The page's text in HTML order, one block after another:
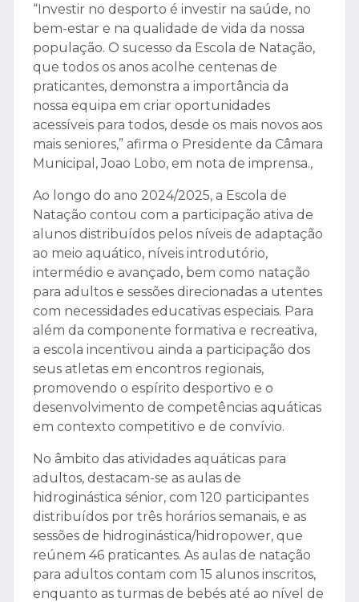
“Investir no desporto é investir na saúde, no
bem-estar e na qualidade de vida da nossa
população. O sucesso da Escola de Natação,
que todos os anos acolhe centenas de
praticantes, demonstra a importância da
nossa equipa em criar oportunidades
acessíveis para todos, desde os mais novos aos
mais seniores,” afirma o Presidente da Câmara
Municipal, Joao Lobo, em nota de imprensa.,
Ao longo do ano 2024/2025, a Escola de
Natação contou com a participação ativa de
alunos distribuídos pelos níveis de adaptação
ao meio aquático, níveis introdutório,
intermédio e avançado, bem como natação
para adultos e sessões direcionadas a utentes
com necessidades educativas especiais. Para
além da componente formativa e recreativa,
a escola incentivou ainda a participação dos
seus atletas em encontros regionais,
promovendo o espírito desportivo e o
desenvolvimento de competências aquáticas
em contexto competitivo e de convívio.
No âmbito das atividades aquáticas para
adultos, destacam-se as aulas de
hidroginástica sénior, com 120 participantes
distribuídos por três horários semanais, e as
sessões de hidroginástica/hidropower, que
reúnem 46 praticantes. As aulas de natação
para adultos contam com 15 alunos inscritos,
enquanto as turmas de bebés até ao nível de